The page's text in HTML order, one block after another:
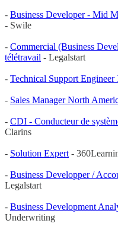
- Business Developer - Mid
- Swile
- Commercial (Business
télétravail - Legalstart
- Technical Support Engineer
- Sales Manager North
- CDI - Conducteur de
Clarins
- Solution Expert -
- Business Developper /
Legalstart
- Business Development
Underwriting